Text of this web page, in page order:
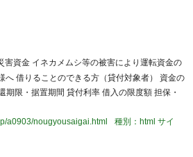
害資金 イネカメムシ等の被害により運転資金の
へ 借りることのできる方（貸付対象者） 資金の
期限・据置期間 貸付利率 借入の限度額 担保・
a0903/nougyousaigai.html
種別：html サイ